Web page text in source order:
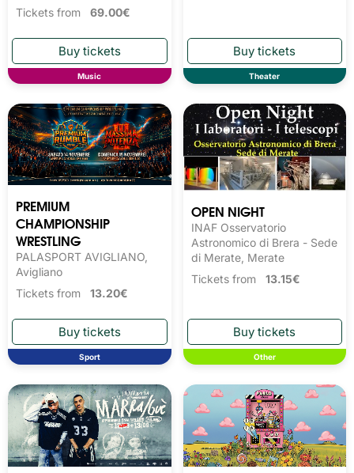
Tickets from 69.00€
Music Theater
PREMIUM
CHAMPIONSHIP
WRESTLING
PALASPORT AVIGLIANO,
Avigliano
Tickets from 13.20€
Sport
OPEN NIGHT
INAF Osservatorio
Astronomico di Brera - Sede
di Merate, Merate
Tickets from 13.15€
Other